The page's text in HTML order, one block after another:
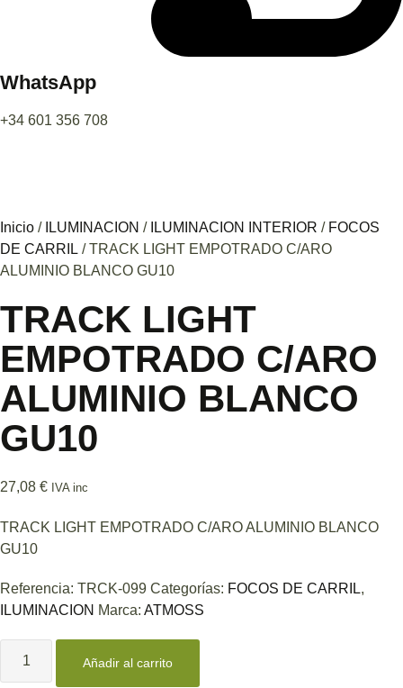
WhatsApp
+34 601 356 708
Inicio / ILUMINACION / ILUMINACION INTERIOR / FOCOS
DE CARRIL / TRACK LIGHT EMPOTRADO C/ARO
ALUMINIO BLANCO GU10
TRACK LIGHT
EMPOTRADO C/ARO
ALUMINIO BLANCO
GU10
27,08 € IVA inc
TRACK LIGHT EMPOTRADO C/ARO ALUMINIO BLANCO
GU10
Referencia: TRCK-099 Categorías: FOCOS DE CARRIL,
ILUMINACION Marca: ATMOSS
TRACK
LIGHT
Añadir al carrito